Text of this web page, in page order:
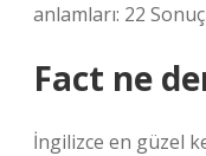
anlamları: 22 Sonuç
Fact ne
İngilizce en güzel